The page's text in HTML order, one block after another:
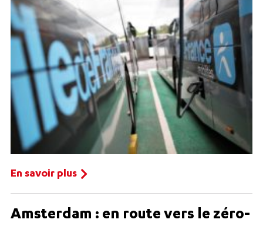
En savoir plus
Amsterdam : en route vers le zéro-